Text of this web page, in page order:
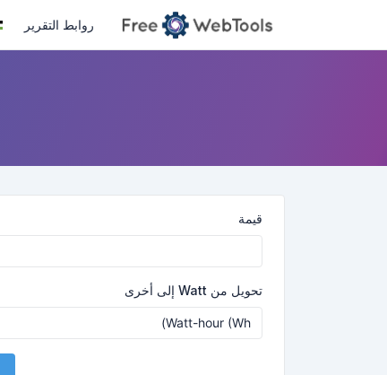
روابط التقرير
قيمة
تحويل من Watt إلى أخرى